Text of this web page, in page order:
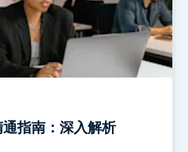
指南：深入解析